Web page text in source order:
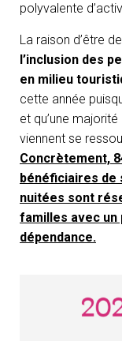
polyvalente
La raison d’être
l’inclusion des
en milieu
cette année
et qu’une
viennent se
Concrètement,
bénéficiaires de
nuitées sont
familles avec un
dépendance.